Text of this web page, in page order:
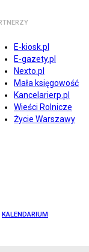
E-kiosk.pl
E-gazety.pl
Nexto.pl
Mała księgowość
Kancelarierp.pl
Wieści Rolnicze
Życie Warszawy
KALENDARIUM